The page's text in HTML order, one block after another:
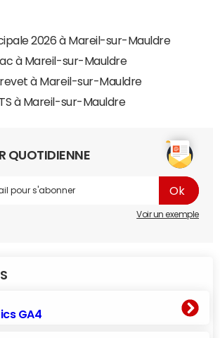
2026 à Mareil-sur-Mauldre
à Mareil-sur-Mauldre
à Mareil-sur-Mauldre
à Mareil-sur-Mauldre
QUOTIDIENNE
Voir un exemple
GA4